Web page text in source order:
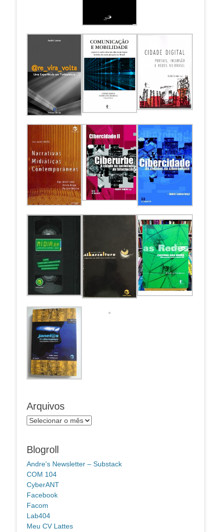
Arquivos
Arquivos
Blogroll
Andre's Newsletter – Substack
COM 104
CyberANT
Facebook
Facom
Lab404
Meu CV Lattes